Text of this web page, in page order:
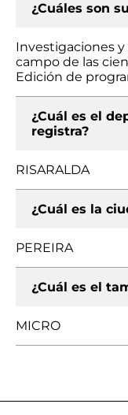
¿Cuáles son
Investigaciones
campo de las
Edición de
¿Cuál es el
registra?
RISARALDA
¿Cuál es la
PEREIRA
¿Cuál es el
MICRO